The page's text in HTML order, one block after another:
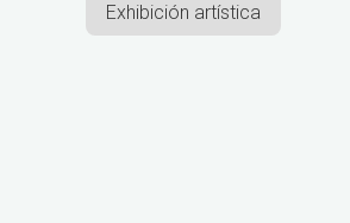
Exhibición artística